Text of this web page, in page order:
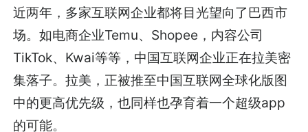
近两年，多家互联网企业都将目光望向了巴西市
场。如电商企业Temu、Shopee，内容公司
TikTok、Kwai等等，中国互联网企业正在拉美密
集落子。拉美，正被推至中国互联网全球化版图
中的更高优先级，也同样也孕育着一个超级app
的可能。